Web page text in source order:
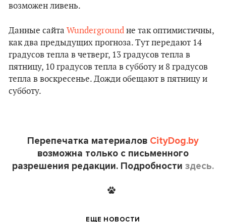
возможен ливень.
Данные сайта Wunderground не так оптимистичны,
как два предыдущих прогноза. Тут передают 14
градусов тепла в четверг, 13 градусов тепла в
пятницу, 10 градусов тепла в субботу и 8 градусов
тепла в воскресенье. Дожди обещают в пятницу и
субботу.
Перепечатка материалов CityDog.by
возможна только с письменного
разрешения редакции. Подробности здесь.
ЕЩЕ НОВОСТИ